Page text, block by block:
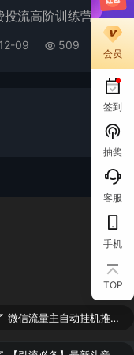
千川付费投流高阶训练营：带你玩转付费流量，新手入门到精通（视频+资料）
09 509
会员
签到
抽奖
客服
手机
TOP
微信流量主自动挂机推广，轻松日入900+，简单易上手，做就有收益。
【引流必备】最新斗音全功能全自动引流脚本，解放双手自动引流精准粉